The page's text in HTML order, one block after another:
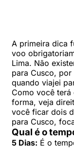
A primeira dica
voo
Lima. Não
para Cusco,
quando viajei
Como você terá
forma, veja
você ficar dois
para Cusco,
Qual é o
5 Dias: É o